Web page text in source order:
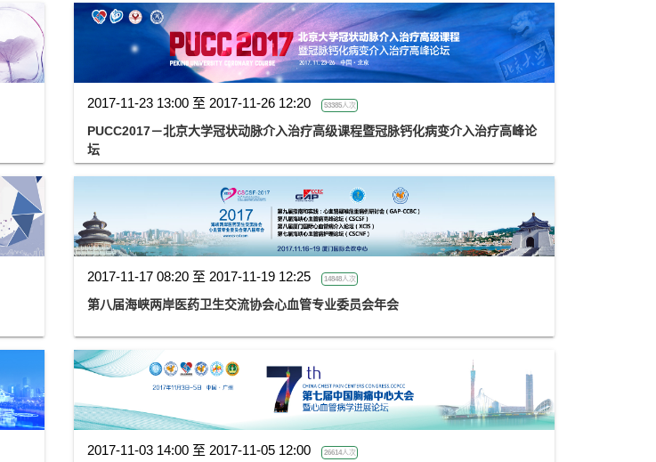
2017-11-23 13:00 至 2017-11-26 12:20 53385人次
PUCC2017－北京大学冠状动脉介入治疗高级课程暨冠脉钙化病变介入治疗高峰论
坛
2017-11-17 08:20 至 2017-11-19 12:25 14848人次
第八届海峡两岸医药卫生交流协会心血管专业委员会年会
2017-11-03 14:00 至 2017-11-05 12:00 26614人次